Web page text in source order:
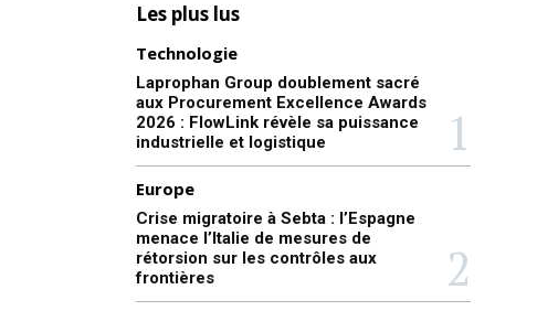
Les plus lus
Technologie
Laprophan Group doublement sacré
aux Procurement Excellence Awards
2026 : FlowLink révèle sa puissance
industrielle et logistique
Europe
Crise migratoire à Sebta : l’Espagne
menace l’Italie de mesures de
rétorsion sur les contrôles aux
frontières